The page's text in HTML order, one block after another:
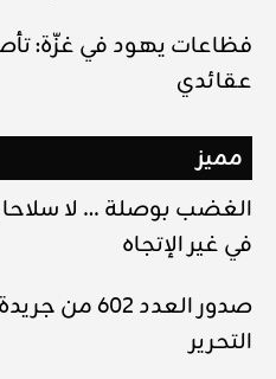
فظاعات يهود في غزّة:
عقائدي
مميز
الغضب بوصلة … لا
في غير الإتجاه
صدور العدد 602 من جريدة
التحرير